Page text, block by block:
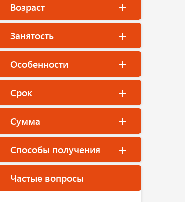
Возраст
Занятость
Особенности
Срок
Сумма
Способы получения
Частые вопросы